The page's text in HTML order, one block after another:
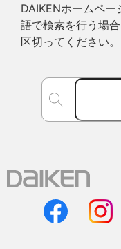
DAIKENホームペ
語で検索を行う場
区切ってください。